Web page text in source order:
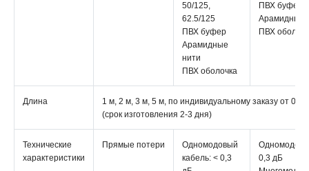
50/125,
62.5/125
ПВХ буфер
Арамидные
нити
ПВХ оболочка
ПВХ буфер
Арамидные
ПВХ
Длина
1 м, 2 м, 3 м, 5 м, по индивидуальному заказу от
(срок изготовления 2-3 дня)
Технические
характеристики
Прямые потери
Одномодовый
кабель: < 0,3
0,3 дБ